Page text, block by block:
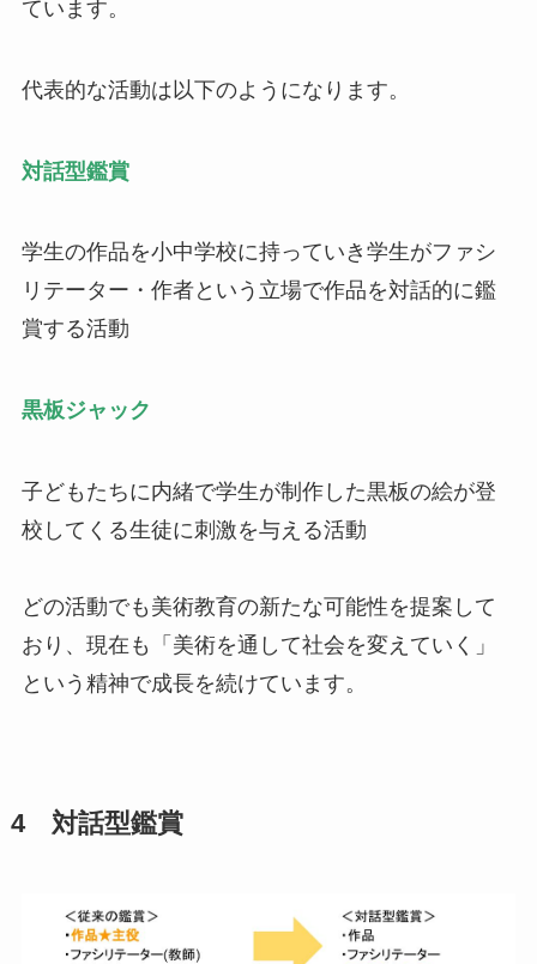
ています。
代表的な活動は以下のようになります。
対話型鑑賞
学生の作品を小中学校に持っていき学生がファシ
リテーター・作者という立場で作品を対話的に鑑
賞する活動
黒板ジャック
子どもたちに内緒で学生が制作した黒板の絵が登
校してくる生徒に刺激を与える活動
どの活動でも美術教育の新たな可能性を提案して
おり、現在も「美術を通して社会を変えていく」
という精神で成長を続けています。
4 対話型鑑賞